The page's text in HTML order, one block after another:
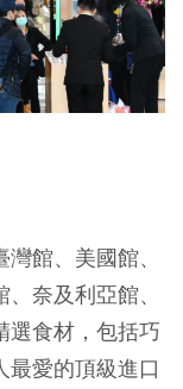
館、美國館、
奈及利亞館、
選食材，包括巧
最愛的頂級進口